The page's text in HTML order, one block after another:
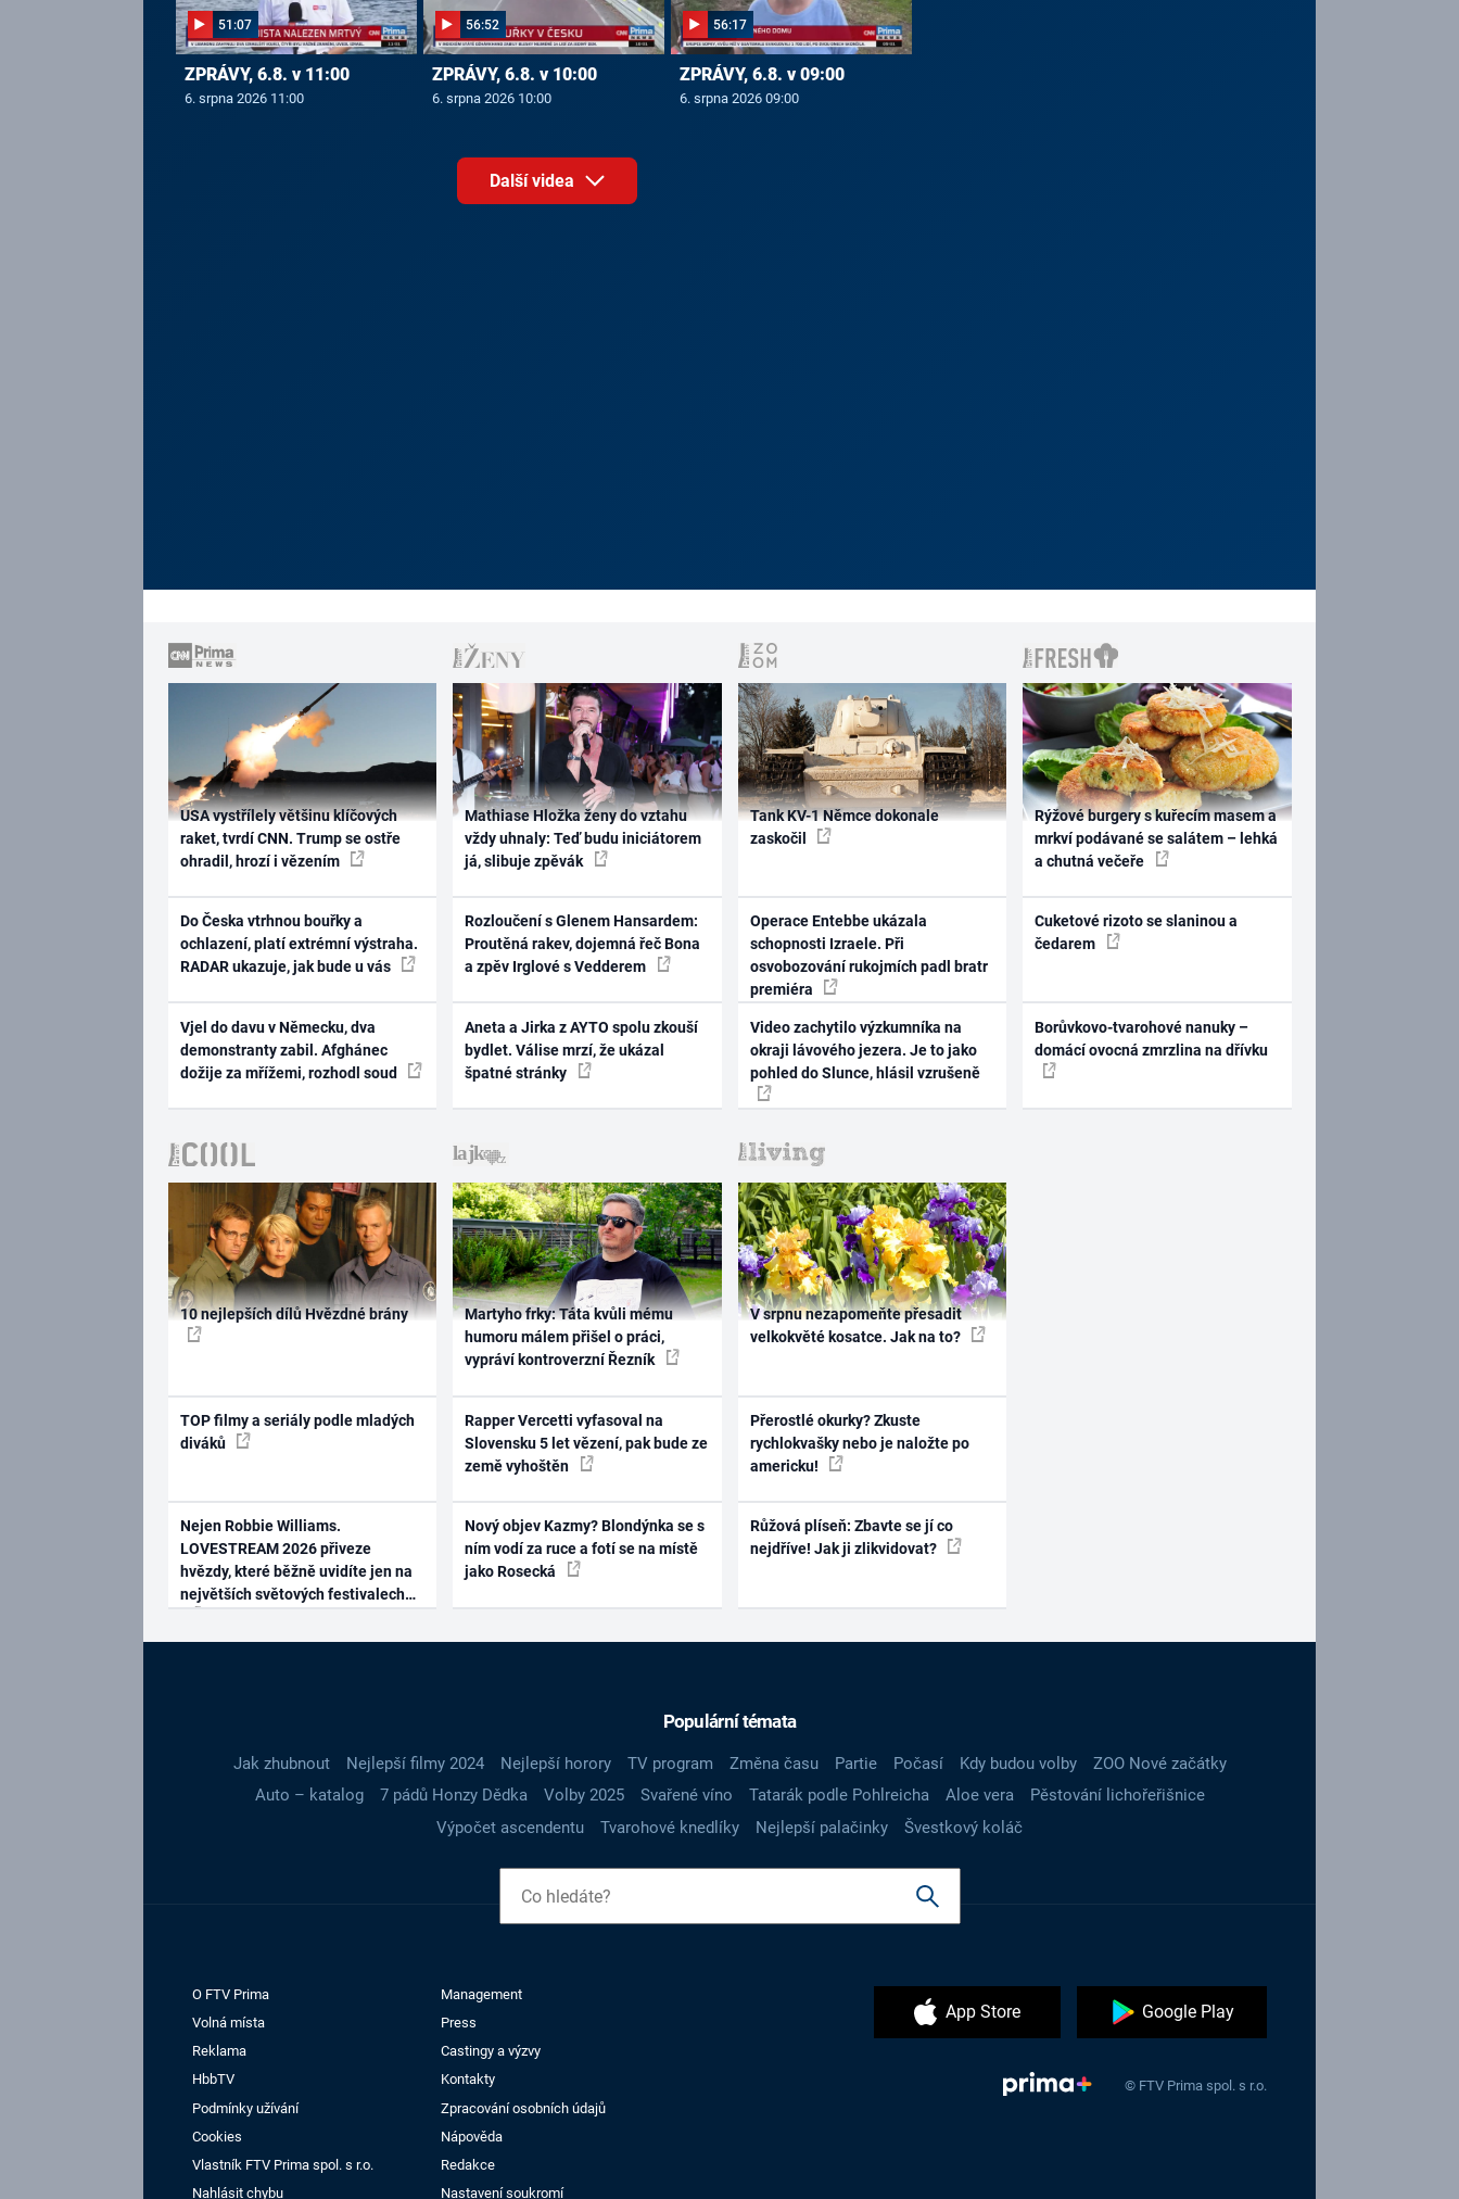
51:07
ZPRÁVY, 6.8. v 11:00
6. srpna 2026 11:00
56:52
ZPRÁVY, 6.8. v 10:00
6. srpna 2026 10:00
56:17
ZPRÁVY, 6.8. v 09:00
6. srpna 2026 09:00
Další videa
USA vystřílely většinu klíčových
raket, tvrdí CNN. Trump se ostře
ohradil, hrozí i vězením
Do Česka vtrhnou bouřky a
ochlazení, platí extrémní výstraha.
RADAR ukazuje, jak bude u vás
Vjel do davu v Německu, dva
demonstranty zabil. Afghánec
dožije za mřížemi, rozhodl soud
Mathiase Hložka ženy do vztahu
vždy uhnaly: Teď budu iniciátorem
já, slibuje zpěvák
Rozloučení s Glenem Hansardem:
Proutěná rakev, dojemná řeč Bona
a zpěv Irglové s Vedderem
Aneta a Jirka z AYTO spolu zkouší
bydlet. Válise mrzí, že ukázal
špatné stránky
Tank KV-1 Němce dokonale
zaskočil
Operace Entebbe ukázala
schopnosti Izraele. Při
osvobozování rukojmích padl bratr
premiéra
Video zachytilo výzkumníka na
okraji lávového jezera. Je to jako
pohled do Slunce, hlásil vzrušeně
Rýžové burgery s kuřecím masem a
mrkví podávané se salátem – lehká
a chutná večeře
Cuketové rizoto se slaninou a
čedarem
Borůvkovo-tvarohové nanuky –
domácí ovocná zmrzlina na dřívku
10 nejlepších dílů Hvězdné brány
TOP filmy a seriály podle mladých
diváků
Nejen Robbie Williams.
LOVESTREAM 2026 přiveze
hvězdy, které běžně uvidíte jen na
největších světových festivalech
Martyho frky: Táta kvůli mému
humoru málem přišel o práci,
vypráví kontroverzní Řezník
Rapper Vercetti vyfasoval na
Slovensku 5 let vězení, pak bude ze
země vyhoštěn
Nový objev Kazmy? Blondýnka se s
ním vodí za ruce a fotí se na místě
jako Rosecká
V srpnu nezapomeňte přesadit
velkokvěté kosatce. Jak na to?
Přerostlé okurky? Zkuste
rychlokvašky nebo je naložte po
americku!
Růžová plíseň: Zbavte se jí co
nejdříve! Jak ji zlikvidovat?
Populární témata
Jak zhubnout Nejlepší filmy 2024 Nejlepší horory TV program Změna času Partie Počasí Kdy budou volby
ZOO Nové začátky
Auto – katalog
7 pádů Honzy Dědka Volby 2025 Svařené víno Tatarák podle Pohlreicha Aloe vera
Pěstování lichořeřišnice
Výpočet ascendentu
Tvarohové knedlíky Nejlepší palačinky Švestkový koláč
O FTV Prima
Management
Volná místa
Press
Reklama
Castingy a výzvy
HbbTV
Kontakty
Podmínky užívání
Zpracování osobních údajů
Cookies
Nápověda
Vlastník FTV Prima spol. s r.o.
Redakce
Nahlásit chybu
Nastavení soukromí
App Store Google Play
© FTV Prima spol. s r.o.